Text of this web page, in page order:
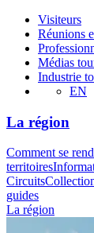
Visiteurs
Réunions
Médias
Industrie
EN
La région
Comment se
territoires
Circuits
guides
La région